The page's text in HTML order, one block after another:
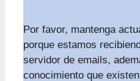
Por favor, mantenga
porque estamos
servidor de emails,
conocimiento que